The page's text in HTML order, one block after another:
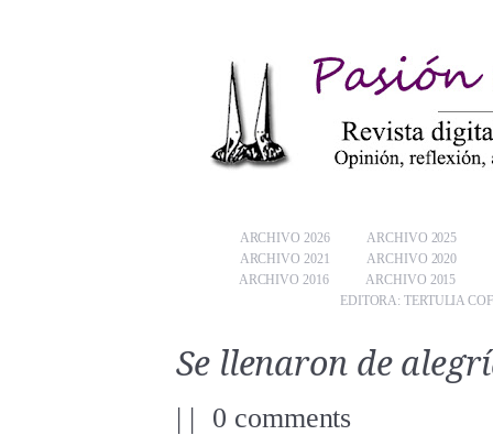
ARCHIVO 2026
ARCHIVO 2025
ARCHIVO 2021
ARCHIVO 2020
ARCHIVO 2016
ARCHIVO 2015
EDITORA: TERTULIA
Se llenaron de
| | 0 comments